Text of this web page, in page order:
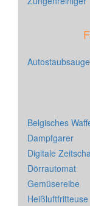
Belgisches
Dampfgarer
Digitale
Dörrautomat
Gemüsereibe
Heißluftfritteuse